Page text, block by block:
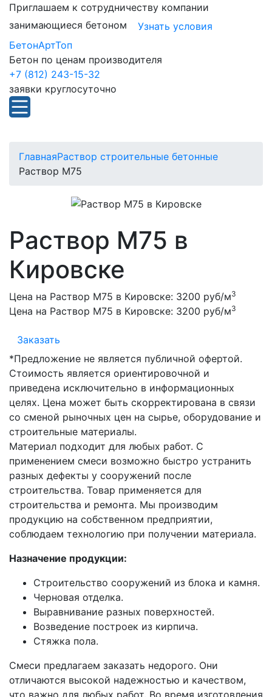
Приглашаем к сотрудничеству компании
занимающиеся бетоном
Узнать условия
БетонАртТоп
Бетон по ценам производителя
+7 (812) 243-15-32
заявки круглосуточно
ГлавнаяРаствор строительные бетонные
Раствор М75
Раствор М75 в
Кировске
Цена на Раствор М75 в Кировске: 3200 руб/м3
Цена на Раствор М75 в Кировске: 3200 руб/м3
Заказать
*Предложение не является публичной офертой.
Стоимость является ориентировочной и
приведена исключительно в информационных
целях. Цена может быть скорректирована в связи
со сменой рыночных цен на сырье, оборудование и
строительные материалы.
Материал подходит для любых работ. С
применением смеси возможно быстро устранить
разных дефекты у сооружений после
строительства. Товар применяется для
строительства и ремонта. Мы производим
продукцию на собственном предприятии,
соблюдаем технологию при получении материала.
Назначение продукции:
Строительство сооружений из блока и камня.
Черновая отделка.
Выравнивание разных поверхностей.
Возведение построек из кирпича.
Стяжка пола.
Смеси предлагаем заказать недорого. Они
отличаются высокой надежностью и качеством,
что важно для любых работ. Во время изготовления